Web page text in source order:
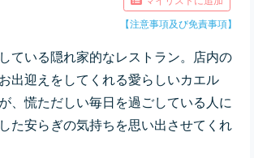
【注意事項及び免責事項】
ている隠れ家的なレストラン。 店内の
出迎えをしてくれる愛らしいカエル
、慌ただしい毎日を過ごしている人に
た安らぎの気持ちを思い出させてくれ